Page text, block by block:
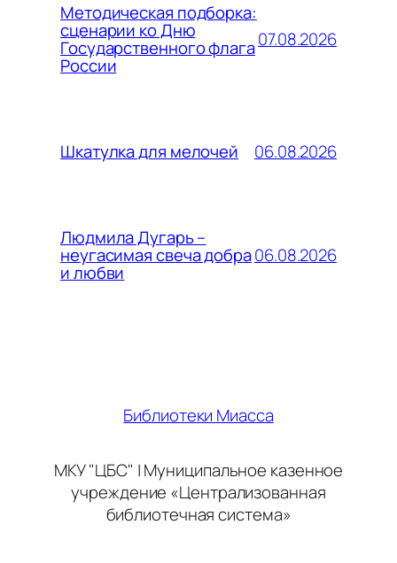
Методическая подборка:
сценарии ко Дню
Государственного флага
России
07.08.2026
Шкатулка для мелочей 06.08.2026
Людмила Дугарь –
неугасимая свеча добра
и любви
06.08.2026
Библиотеки Миасса
МКУ "ЦБС" | Муниципальное казенное
учреждение «Централизованная
библиотечная система»